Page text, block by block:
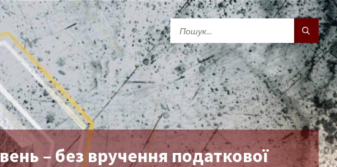
– без вручення податкової